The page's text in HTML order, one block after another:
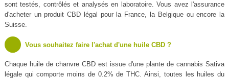
sont testés, contrôlés et analysés en laboratoire. Vous avez l'assurance
d'acheter un produit CBD légal pour la France, la Belgique ou encore la
Suisse.
Vous souhaitez faire l'achat d'une huile CBD ?
Chaque huile de chanvre CBD est issue d'une plante de cannabis Sativa
légale qui comporte moins de 0.2% de THC. Ainsi, toutes les huiles du